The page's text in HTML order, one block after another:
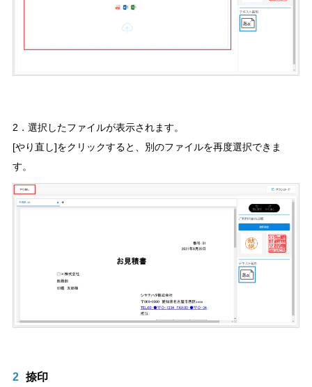
2．選択したファイルが表示されます。
[やり直し]をクリックすると、別のファイルを再度選択できま
す。
2 捺印